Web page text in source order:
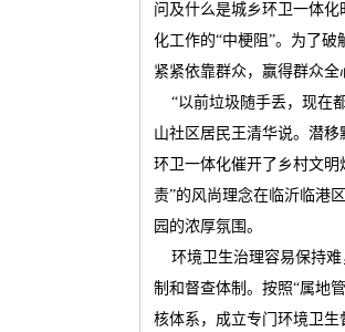
问及什么是城乡环卫一体
化工作的“中梗阻”。为了
紧紧依靠群众，赢得群众
“以前垃圾随手丢，现在
山社区居民王清华说。潜
环卫一体化催开了乡村文
责”的风尚理念在临沂临港
园的浓厚氛围。
环境卫生治理容易保持难
制和督查体制。按照“属地
核体系，成立专门环境卫